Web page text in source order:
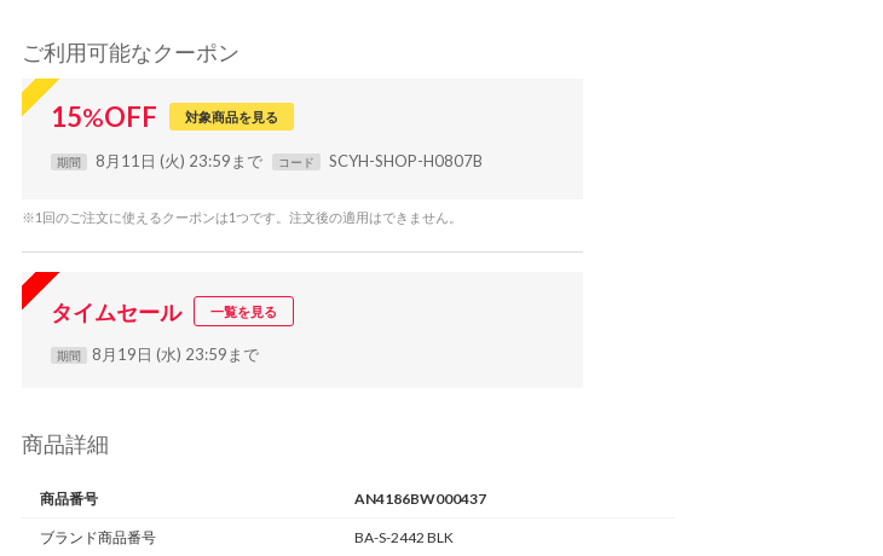
ご利用可能なクーポン
15%OFF 対象商品を見る
期間 8月11日 (火) 23:59まで コード SCYH-SHOP-H0807B
※1回のご注文に使えるクーポンは1つです。注文後の適用はできません。
タイムセール 一覧を見る
期間 8月19日 (水) 23:59まで
商品詳細
商品番号 AN4186BW000437
ブランド商品番号 BA-S-2442 BLK